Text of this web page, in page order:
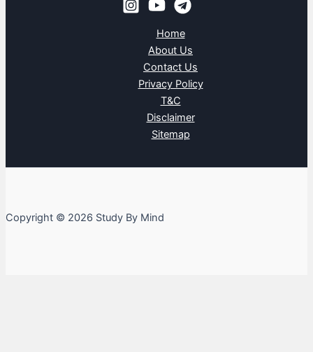
Home
About Us
Contact Us
Privacy Policy
T&C
Disclaimer
Sitemap
Copyright © 2026 Study By Mind